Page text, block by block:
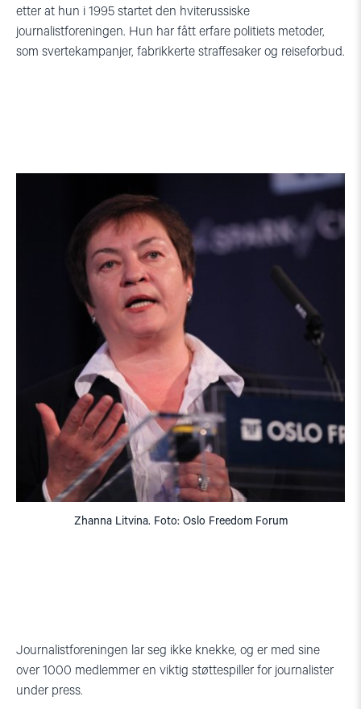
etter at hun i 1995 startet den hviterussiske
journalistforeningen. Hun har fått erfare politiets metoder,
som svertekampanjer, fabrikkerte straffesaker og reiseforbud.
Zhanna Litvina. Foto: Oslo Freedom Forum
Journalistforeningen lar seg ikke knekke, og er med sine
over 1000 medlemmer en viktig støttespiller for journalister
under press.